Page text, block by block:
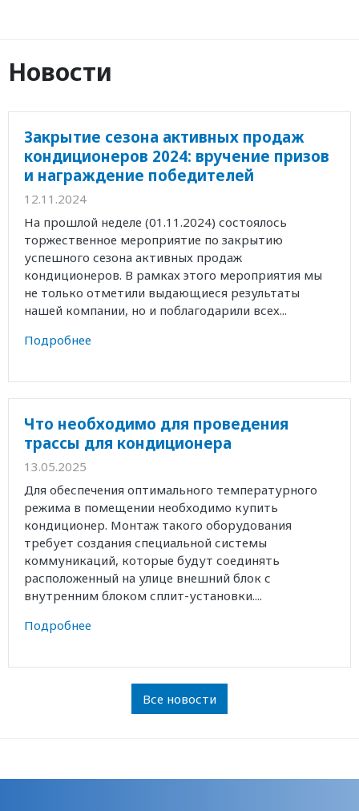
Новости
Закрытие сезона активных продаж
кондиционеров 2024: вручение призов
и награждение победителей
12.11.2024
На прошлой неделе (01.11.2024) состоялось
торжественное мероприятие по закрытию
успешного сезона активных продаж
кондиционеров. В рамках этого мероприятия мы
не только отметили выдающиеся результаты
нашей компании, но и поблагодарили всех...
Подробнее
Что необходимо для проведения
трассы для кондиционера
13.05.2025
Для обеспечения оптимального температурного
режима в помещении необходимо купить
кондиционер. Монтаж такого оборудования
требует создания специальной системы
коммуникаций, которые будут соединять
расположенный на улице внешний блок с
внутренним блоком сплит-установки....
Подробнее
Все новости